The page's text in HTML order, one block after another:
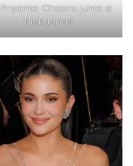
Priyanka Chopra junto a
Nick Jonas